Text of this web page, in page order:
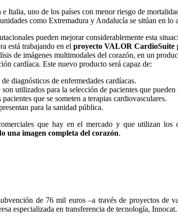
Italia, uno de los países con menor riesgo de
como Extremadura y Andalucía se sitúan en
pueden mejorar considerablemente esta
está trabajando en el proyecto VALOR CardioSuite
de imágenes multimodales del corazón, en un
cardíaca. Este nuevo producto será capaz de:
diagnósticos de enfermedades cardíacas.
utilizados para la selección de pacientes que
que se someten a terapias cardiovasculares.
para la sanidad pública.
que hay en el mercado y que utilizan los
una imagen completa del corazón.
de 76 mil euros –a través de proyectos de
especializada en transferencia de tecnología, Innocat.